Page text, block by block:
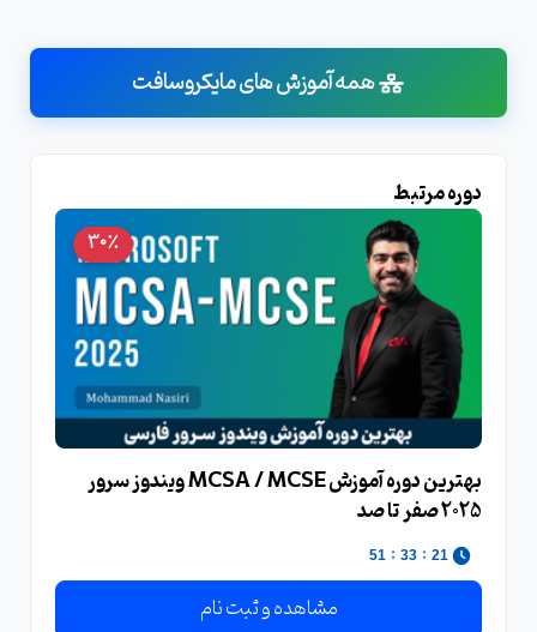
همه آموزش های مایکروسافت
دوره مرتبط
30٪
بهترین دوره آموزش MCSA / MCSE ویندوز سرور
2025 صفر تا صد
21
:
33
:
51
مشاهده و ثبت نام